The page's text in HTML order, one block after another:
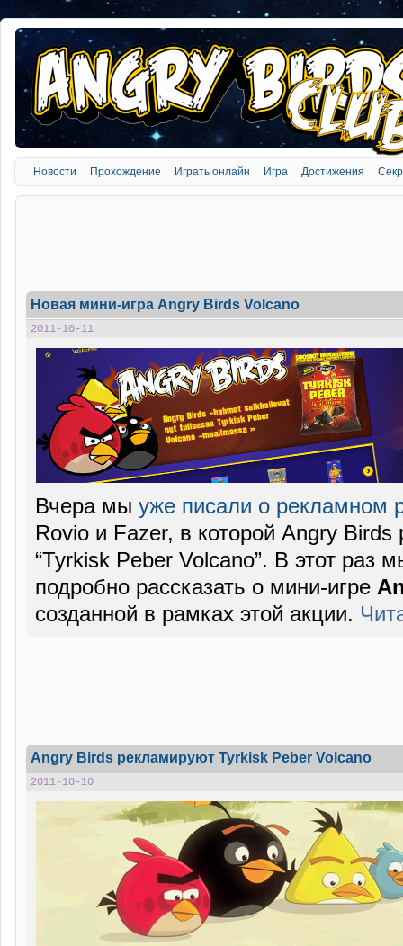
Новости Прохождение Играть онлайн Игра Достижения
Новая мини-игра Angry Birds Volcano
2011-10-11
Вчера мы уже писали о рекламном
Rovio и Fazer, в которой Angry
“Tyrkisk Peber Volcano”. В этот раз
подробно рассказать о мини-игре
созданной в рамках этой акции.
Angry Birds рекламируют Tyrkisk Peber Volcano
2011-10-10